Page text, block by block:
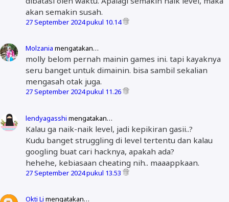
akan semakin susah.
27 September 2024 pukul 10.14
Molzania mengatakan…
molly belom pernah mainin games ini. tapi kayaknya
seru banget untuk dimainin. bisa sambil sekalian
mengasah otak juga.
27 September 2024 pukul 11.26
lendyagasshi mengatakan…
Kalau ga naik-naik level, jadi kepikiran gasii..?
Kudu banget struggling di level tertentu dan kalau
googling buat cari hacknya, apakah ada?
hehehe, kebiasaan cheating nih.. maaappkaan.
27 September 2024 pukul 13.53
Okti Li mengatakan…